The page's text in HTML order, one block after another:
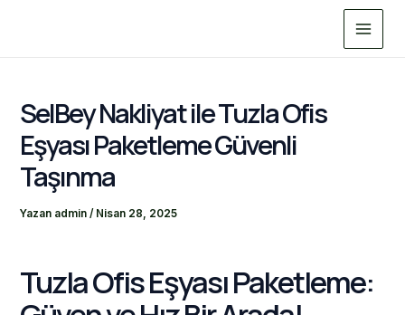
Main
Menu
SelBey Nakliyat ile Tuzla Ofis
Eşyası Paketleme Güvenli
Taşınma
Yazan admin/ Nisan 28, 2025
Tuzla Ofis Eşyası Paketleme: